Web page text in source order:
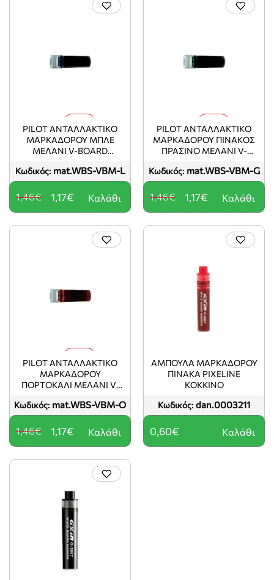
Κωδικός: mat.WBS-VBM-L
PILOT ΑΝΤΑΛΛΑΚΤΙΚΟ
ΜΑΡΚΑΔΟΡΟΥ ΜΠΛΕ
ΜΕΛΑΝΙ V-BOARD
ΠΩΛΕΊΤΑΙ ΣΕ
ΜΕΜΟΝΩΜΈΝΑ ΤΕΜΆΧΙΑ
ΤΟΥ ΕΝΌΣ)
1,17€
1,46€ Καλάθι
Κωδικός: mat.WBS-VBM-G
PILOT ΑΝΤΑΛΛΑΚΤΙΚΟ
ΜΑΡΚΑΔΟΡΟΥ ΠΙΝΑΚΟΣ
ΠΡΑΣΙΝΟ ΜΕΛΑΝΙ V-
(ΤΟ ΠΡΟΙΌΝ ΠΩΛΕΊΤΑΙ ΣΕ
ΜΕΜΟΝΩΜΈΝΑ ΤΕΜΆΧΙΑ
ΤΟΥ ΕΝΌΣ)
1,17€
1,46€ Καλάθι
Κωδικός: mat.WBS-VBM-O
PILOT ΑΝΤΑΛΛΑΚΤΙΚΟ
ΜΑΡΚΑΔΟΡΟΥ
ΠΟΡΤΟΚΑΛΙ ΜΕΛΑΝΙ V-
ΠΡΟΙΌΝ ΠΩΛΕΊΤΑΙ ΣΕ
ΜΕΜΟΝΩΜΈΝΑ ΤΕΜΆΧΙΑ
ΤΟΥ ΕΝΌΣ)
1,17€
1,46€ Καλάθι
Κωδικός: dan.0003211
ΑΜΠΟΥΛΑ ΜΑΡΚΑΔΟΡΟΥ
ΠΙΝΑΚΑ PIXELINE
ΚΟΚΚΙΝΟ
0,60€ Καλάθι